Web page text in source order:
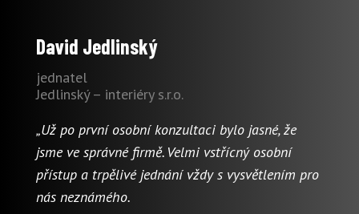
David Jedlinský
jednatel
Jedlinský – interiéry s.r.o.
„Už po první osobní konzultaci bylo jasné, že
jsme ve správné firmě. Velmi vstřícný osobní
přístup a trpělivé jednání vždy s vysvětlením pro
nás neznámého.